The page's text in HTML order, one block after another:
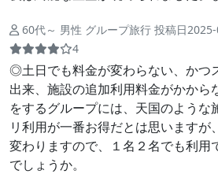
60代～ 男性 グループ旅行 投稿日
4
◎土日でも料金が変わらない、かつ
出来、施設の追加利用料金がかから
をするグループには、天国のような
リ利用が一番お得だとは思いますが
変わりますので、１名２名でも利用
でしょうか。